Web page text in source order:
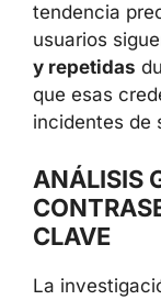
confirma una
contraseñas
años, incluso
credenciales
ANÁLISIS